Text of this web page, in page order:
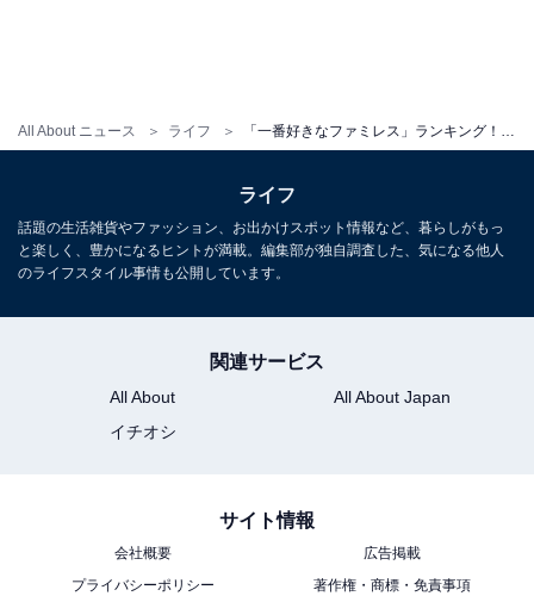
All About ニュース ライフ
ライフ
話題の生活雑貨やファッション、お出かけスポット情報など、暮らしがもっ
と楽しく、豊かになるヒントが満載。編集部が独自調査した、気になる他人
のライフスタイル事情も公開しています。
関連サービス
All About
All About Japan
イチオシ
サイト情報
会社概要
広告掲載
プライバシーポリシー
著作権・商標・免責事項